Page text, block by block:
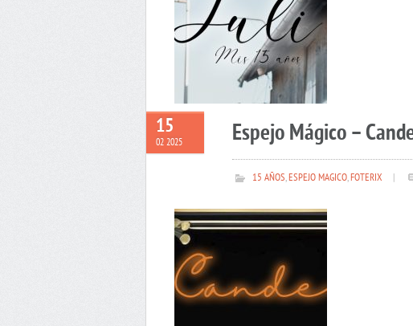
15
02 2025 Espejo Mágico –
15 AÑOS,ESPEJO MAGICO,FOTERIX